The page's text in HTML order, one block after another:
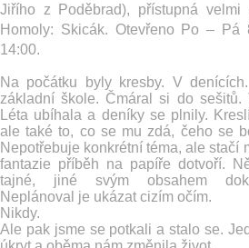
Jiřího z Poděbrad), přístupná velmi
Homoly: Skicák. Otevřeno Po –
14:00.
Na počátku byly kresby. V
základní škole. Čmáral si do sešitů.
Léta ubíhala a deníky se plnily.
ale také to, co se mu zdá, čeho se
Nepotřebuje konkrétní téma, ale stačí
fantazie příběh na papíře dotvoří.
tajné, jiné svým obsahem
Neplánoval je ukázat cizím očím.
Nikdy.
Ale pak jsme se potkali a stalo se.